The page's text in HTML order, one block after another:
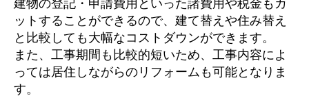
建物の登記・申請費用といった諸費用や税金もカ
ットすることができるので、建て替えや住み替え
と比較しても大幅なコストダウンができます。
また、工事期間も比較的短いため、工事内容によ
っては居住しながらのリフォームも可能となりま
す。